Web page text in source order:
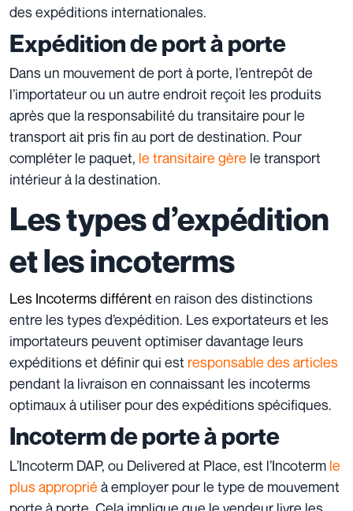
des expéditions internationales.
Expédition de port à porte
Dans un mouvement de port à porte, l’entrepôt de
l’importateur ou un autre endroit reçoit les produits
après que la responsabilité du transitaire pour le
transport ait pris fin au port de destination. Pour
compléter le paquet, le transitaire gère le transport
intérieur à la destination.
Les types d’expédition
et les incoterms
Les Incotermsdifférent en raison des distinctions
entre les types d’expédition. Les exportateurs et les
importateurs peuvent optimiser davantage leurs
expéditions et définir qui est responsable des articles
pendant la livraison en connaissant les incoterms
optimaux à utiliser pour des expéditions spécifiques.
Incoterm de porte à porte
L’Incoterm DAP, ou Delivered at Place, est l’Incoterm le
plus approprié à employer pour le type de mouvement